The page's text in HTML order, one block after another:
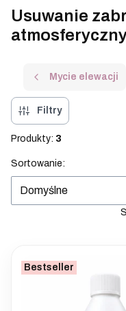
Usuwanie
Mycie elewacji
Filtry
Produkty: 3
Lista produktów
Sortowanie:
Domyślne
Bestseller